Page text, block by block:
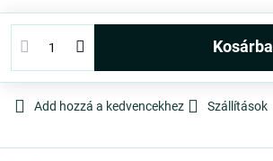
kosárba
Add hozzá a kedvencekhez Szállítások